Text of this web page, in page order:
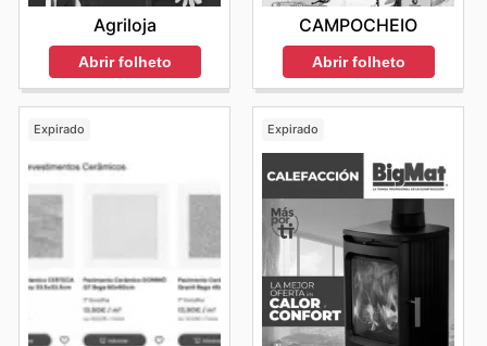
Agriloja
Abrir folheto
CAMPOCHEIO
Abrir folheto
Expirado Expirado